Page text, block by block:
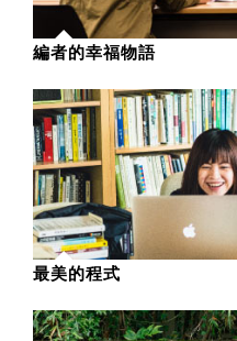
編者的幸福物語
最美的程式